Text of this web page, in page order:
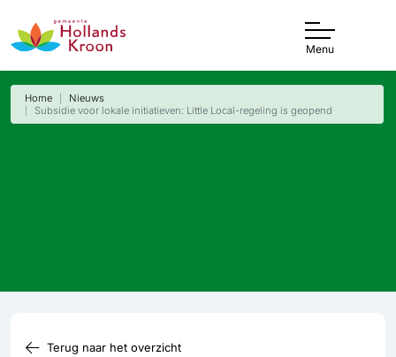
Menu
Home
Nieuws
Subsidie voor lokale initiatieven: Little Local-regeling is geopend
Terug naar het overzicht